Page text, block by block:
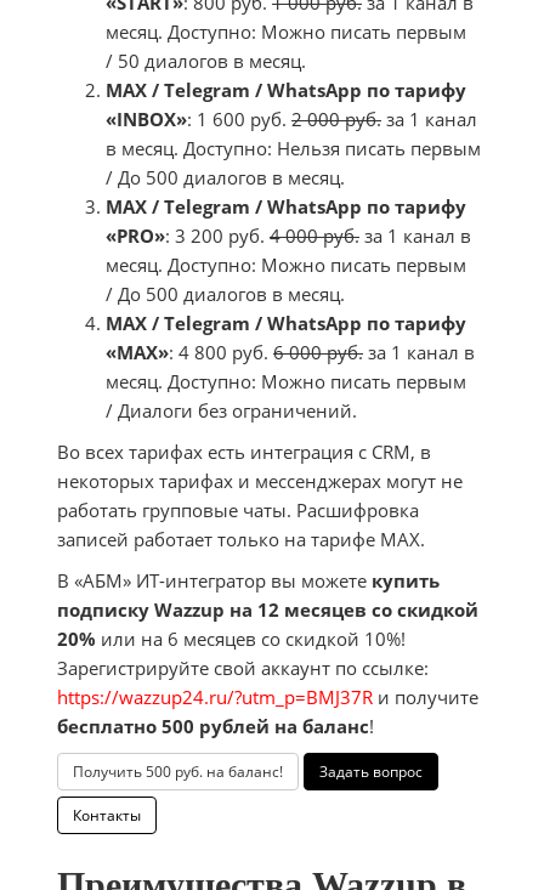
месяц. Доступно: Можно писать первым
/ 50 диалогов в месяц.
MAX / Telegram / WhatsApp по тарифу
«INBOX»: 1 600 руб. 2 000 руб. за 1 канал
в месяц. Доступно: Нельзя писать первым
/ До 500 диалогов в месяц.
MAX / Telegram / WhatsApp по тарифу
«PRO»: 3 200 руб. 4 000 руб. за 1 канал в
месяц. Доступно: Можно писать первым
/ До 500 диалогов в месяц.
MAX / Telegram / WhatsApp по тарифу
«MAX»: 4 800 руб. 6 000 руб. за 1 канал в
месяц. Доступно: Можно писать первым
/ Диалоги без ограничений.
Во всех тарифах есть интеграция с CRM, в
некоторых тарифах и мессенджерах могут не
работать групповые чаты. Расшифровка
записей работает только на тарифе MAX.
В «АБМ» ИТ-интегратор вы можете купить
подписку Wazzup на 12 месяцев со скидкой
20% или на 6 месяцев со скидкой 10%!
Зарегистрируйте свой аккаунт по ссылке:
https://wazzup24.ru/?utm_p=BMJ37R и получите
бесплатно 500 рублей на баланс!
Получить 500 руб. на баланс! Задать вопрос
Контакты